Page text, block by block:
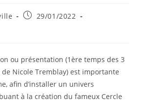
Publication
29/01/2022
ou présentation (1ère temps des 3
Nicole Tremblay) est importante
afin d’installer un univers
à la création du fameux Cercle